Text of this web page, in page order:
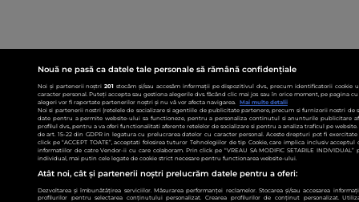
Nouă ne pasă ca datele tale personale să rămână confidențiale
Noi și partenerii noștri201 stocăm și/sau accesăm informații pe dispozitivul dvs., precum identificatorii
caracter personal. Puteți accepta sau gestiona alegerile dvs. făcând clic mai jos sau în orice moment, pe pagina
alegeri vor fi raportate partenerilor noștri și nu vă vor afecta navigarea.
Mai multe detalii
Noi si partenerii nostri (retelele de socializare si agentiile de publicitate partenere, precum si furnizorii nostri de
date pentru a permite website-ului sa functioneze, pentru a personaliza continutul si anunturile publicitare
profilul dvs., pentru a va oferi functionalitati aferente retelelor de socializare si pentru a analiza traficul pe
de art. 15-22 din GDPR in legatura cu prelucrarea datelor cu caracter personal. Aceste drepturi pot fi
click pe “ACCEPT TOATE”, acceptati folosirea tuturor Tehnologiilor de tip Cookie, care implica inclusiv acceptul
informatiilor de catre Vendor-ii cu care colaboram. Prin click pe “VREAU SA MODIFIC SETARILE
individual, mai putin cele legate de cookie strict necesare pentru functionarea website-ului.
Atât noi, cât și partenerii noștri prelucrăm datele pentru a oferi:
Dezvoltarea și îmbunătățirea serviciilor. Măsurarea performanței reclamelor. Stocarea și/sau accesarea
profilurilor pentru selectarea conținutului personalizat. Crearea profilurilor de conținut personalizat.